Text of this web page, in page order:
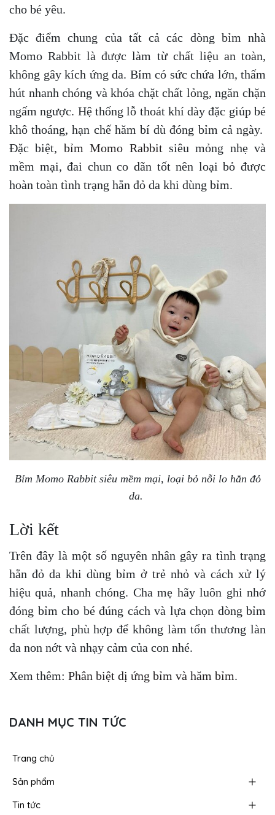
cho bé yêu.
Đặc điểm chung của tất cả các dòng bỉm nhà
Momo Rabbit là được làm từ chất liệu an toàn,
không gây kích ứng da. Bỉm có sức chứa lớn, thấm
hút nhanh chóng và khóa chặt chất lỏng, ngăn chặn
ngấm ngược. Hệ thống lỗ thoát khí dày đặc giúp bé
khô thoáng, hạn chế hăm bí dù đóng bỉm cả ngày.
Đặc biệt, bỉm Momo Rabbit siêu mỏng nhẹ và
mềm mại, đai chun co dãn tốt nên loại bỏ được
hoàn toàn tình trạng hằn đỏ da khi dùng bỉm.
Bỉm Momo Rabbit siêu mềm mại, loại bỏ nỗi lo hằn đỏ
da.
Lời kết
Trên đây là một số nguyên nhân gây ra tình trạng
hằn đỏ da khi dùng bỉm ở trẻ nhỏ và cách xử lý
hiệu quả, nhanh chóng. Cha mẹ hãy luôn ghi nhớ
đóng bỉm cho bé đúng cách và lựa chọn dòng bỉm
chất lượng, phù hợp để không làm tổn thương làn
da non nớt và nhạy cảm của con nhé.
Xem thêm: Phân biệt dị ứng bỉm và hăm bỉm.
DANH MỤC TIN TỨC
Trang chủ
Sản phẩm
Tin tức